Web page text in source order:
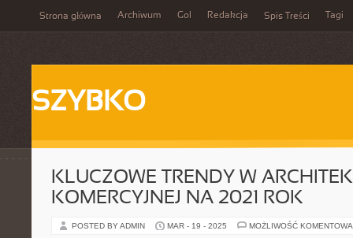
Strona główna Archiwum Gol Redakcja Spis Treści Tagi
SZYBKO
KLUCZOWE TRENDY W
KOMERCYJNEJ NA 2021 ROK
POSTED BY ADMIN MAR - 19 - 2025 MOŻLIWOŚĆ